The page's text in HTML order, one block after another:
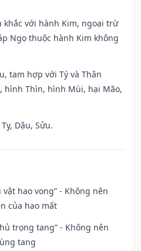
khắc với hành Kim, ngoại trừ
Ngọ thuộc hành Kim không
tam hợp với Tý và Thân
hình Thìn, hình Mùi, hại Mão,
Dậu, Sửu.
hao vong” - Không nên
của hao mất
trọng tang” - Không nên
tang